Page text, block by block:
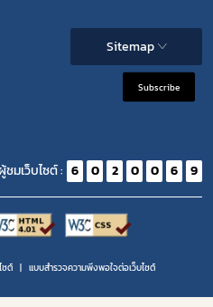
Sitemap
Subscribe
ชมเว็บไซต์ : 6 0 2 0 0 6 9
ซต์ แบบสำรวจความพีงพอใจต่อเว็บไซต์